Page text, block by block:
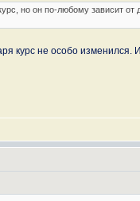
но он по-любому зависит
курс не особо